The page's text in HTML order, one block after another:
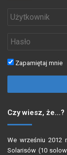
Zapamiętaj mnie
Czy wiesz, że…?
We wrześniu 2012
Solarisów (10